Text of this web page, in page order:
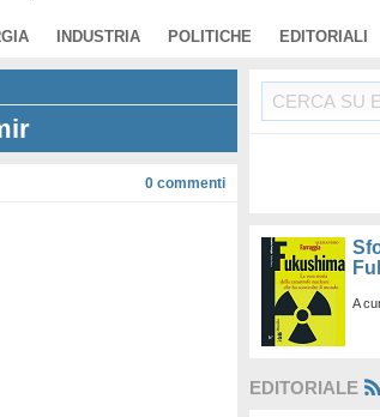
INDUSTRIA POLITICHE EDITORIALI
0 commenti
A
EDITORIALE